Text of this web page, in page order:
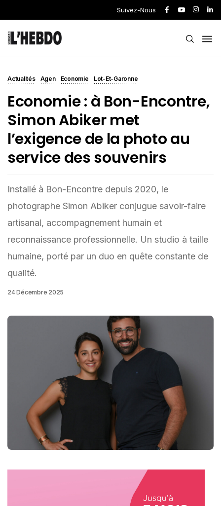
Suivez-Nous
Actualités Agen Economie Lot-Et-Garonne
Economie : à Bon-Encontre,
Simon Abiker met
l’exigence de la photo au
service des souvenirs
Installé à Bon-Encontre depuis 2020, le
photographe Simon Abiker conjugue savoir-faire
artisanal, accompagnement humain et
reconnaissance professionnelle. Un studio à taille
humaine, porté par un duo en quête constante de
qualité.
24 Décembre 2025